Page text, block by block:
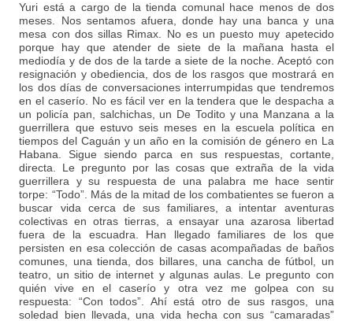
Yuri está a cargo de la tienda comunal hace menos de dos
meses. Nos sentamos afuera, donde hay una banca y una
mesa con dos sillas Rimax. No es un puesto muy apetecido
porque hay que atender de siete de la mañana hasta el
mediodía y de dos de la tarde a siete de la noche. Aceptó con
resignación y obediencia, dos de los rasgos que mostrará en
los dos días de conversaciones interrumpidas que tendremos
en el caserío. No es fácil ver en la tendera que le despacha a
un policía pan, salchichas, un De Todito y una Manzana a la
guerrillera que estuvo seis meses en la escuela política en
tiempos del Caguán y un año en la comisión de género en La
Habana. Sigue siendo parca en sus respuestas, cortante,
directa. Le pregunto por las cosas que extraña de la vida
guerrillera y su respuesta de una palabra me hace sentir
torpe: “Todo”. Más de la mitad de los combatientes se fueron a
buscar vida cerca de sus familiares, a intentar aventuras
colectivas en otras tierras, a ensayar una azarosa libertad
fuera de la escuadra. Han llegado familiares de los que
persisten en esa colección de casas acompañadas de baños
comunes, una tienda, dos billares, una cancha de fútbol, un
teatro, un sitio de internet y algunas aulas. Le pregunto con
quién vive en el caserío y otra vez me golpea con su
respuesta: “Con todos”. Ahí está otro de sus rasgos, una
soledad bien llevada, una vida hecha con sus “camaradas”